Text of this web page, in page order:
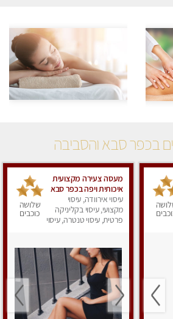
בכפר סבא והסביבה
מעסה צעירה מקצועית
איכותית ויפה בכפר סבא
עיסוי אירוודה, עיסוי
מקצועי, עיסוי בקליניקה
פרטית, עיסוי טנטרה, עיסוי
שלושה
כוכבים